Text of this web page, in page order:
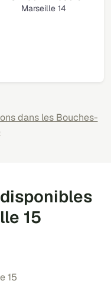
Marseille 14
dans les Bouches-
15
15